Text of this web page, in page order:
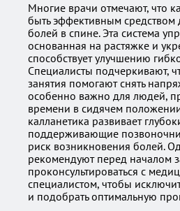
Многие врачи отмечают, что
быть эффективным средством
болей в спине. Эта система
основанная на растяжке и
способствует улучшению
Специалисты подчеркивают,
занятия помогают снять
особенно важно для людей,
времени в сидячем
калланетика развивает
поддерживающие
риск возникновения болей.
рекомендуют перед началом
проконсультироваться с
специалистом, чтобы
и подобрать оптимальную